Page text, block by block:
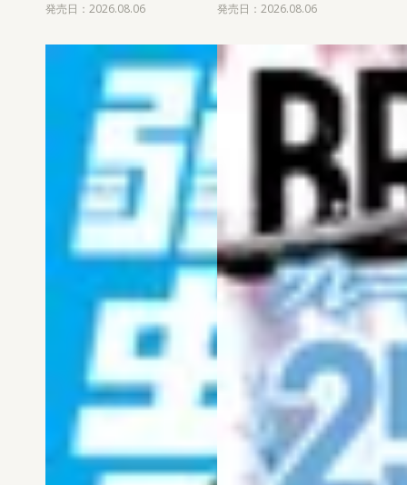
発売日：2026.08.06
発売日：2026.08.06